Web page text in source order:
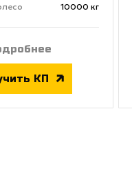
10000 кг
КП